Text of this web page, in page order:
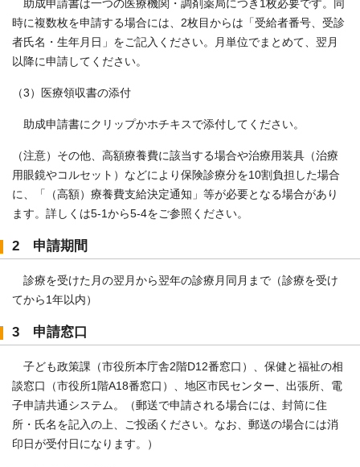
助成申請書は一つの医療機関・調剤薬局につき1枚必要です。同
時に複数枚を申請する場合には、2枚目からは「受給者番号、受診
者氏名・生年月日」をご記入ください。月単位でまとめて、翌月
以降に申請してください。
（3）医療領収書の添付
助成申請書にクリップかホチキスで添付してください。
（注意）その他、高額療養費に該当する場合や治療用装具（治療
用眼鏡やコルセット）などにより保険診療分を10割負担した場合
に、「（高額）療養費支給決定通知」等が必要となる場合があり
ます。詳しくは5-1から5-4をご参照ください。
2 申請期間
診療を受けた月の翌月から翌年の診療月同月まで（診療を受け
てから1年以内）
3 申請窓口
子ども政策課（市役所本庁舎2階D12番窓口）、保健と福祉の相
談窓口（市役所1階A18番窓口）、地区市民センター、出張所、電
子申請共通システム。（郵送で申請される場合には、封筒に住
所・氏名を記入の上、ご投函ください。なお、郵送の場合には消
印日が受付日になります。）